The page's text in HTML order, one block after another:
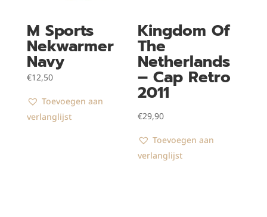
M Sports
Nekwarmer
Navy
€12,50
Toevoegen aan
verlanglijst
Kingdom Of
The
Netherlands
– Cap Retro
2011
€29,90
Toevoegen aan
verlanglijst